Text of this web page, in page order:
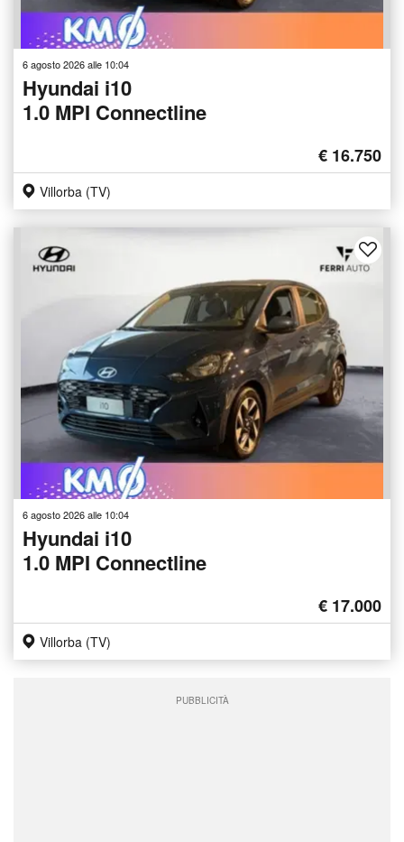
6 agosto 2026 alle 10:04
Hyundai i10
1.0 MPI Connectline
€ 16.750
Villorba (TV)
6 agosto 2026 alle 10:04
Hyundai i10
1.0 MPI Connectline
€ 17.000
Villorba (TV)
PUBBLICITÀ